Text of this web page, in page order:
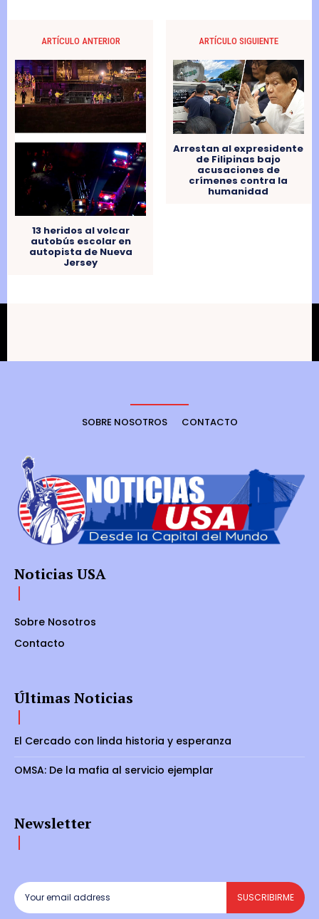
ARTÍCULO ANTERIOR
13 heridos al volcar
autobús escolar en
autopista de Nueva
Jersey
ARTÍCULO SIGUIENTE
Arrestan al expresidente
de Filipinas bajo
acusaciones de
crímenes contra la
humanidad
SOBRE NOSOTROS CONTACTO
Noticias USA
Sobre Nosotros
Contacto
Últimas Noticias
El Cercado con linda historia y esperanza
OMSA: De la mafia al servicio ejemplar
Newsletter
SUSCRIBIRME